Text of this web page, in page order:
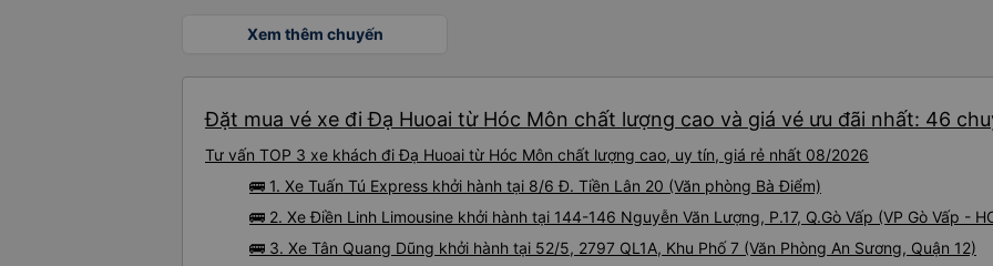
Xem thêm chuyến
Đặt mua vé xe đi Đạ Huoai từ Hóc Môn chất lượng cao và giá vé ưu đãi nhất: 46
Tư vấn TOP 3 xe khách đi Đạ Huoai từ Hóc Môn chất lượng cao, uy tín, giá rẻ nhất 08/2026
🚌 1. Xe Tuấn Tú Express khởi hành tại 8/6 Đ. Tiền Lân 20 (Văn phòng Bà Điểm)
🚌 2. Xe Điền Linh Limousine khởi hành tại 144-146 Nguyễn Văn Lượng, P.17, Q.Gò Vấp (VP Gò Vấp -
🚌 3. Xe Tân Quang Dũng khởi hành tại 52/5, 2797 QL1A, Khu Phố 7 (Văn Phòng An Sương, Quận 12)